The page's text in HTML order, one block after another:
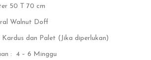
50 T 70 cm
Walnut Doff
Kardus dan Palet (Jika diperlukan)
: 4 – 6 Minggu